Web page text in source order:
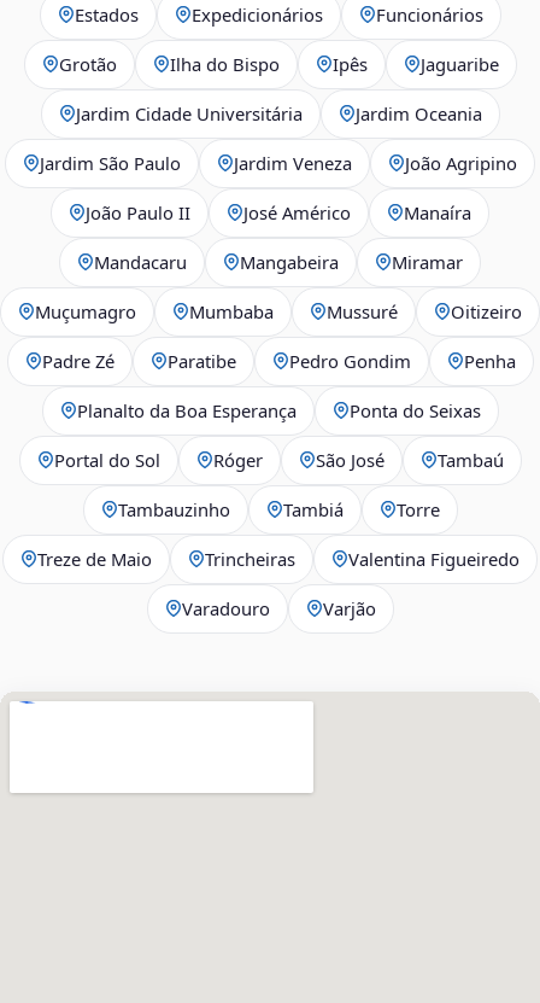
Estados Expedicionários Funcionários
Grotão Ilha do Bispo Ipês Jaguaribe
Jardim Cidade Universitária Jardim Oceania
Jardim São Paulo Jardim Veneza João Agripino
João Paulo II José Américo Manaíra
Mandacaru Mangabeira Miramar
Muçumagro Mumbaba Mussuré Oitizeiro
Padre Zé Paratibe Pedro Gondim Penha
Planalto da Boa Esperança Ponta do Seixas
Portal do Sol Róger São José Tambaú
Tambauzinho Tambiá Torre
Treze de Maio Trincheiras Valentina Figueiredo
Varadouro Varjão